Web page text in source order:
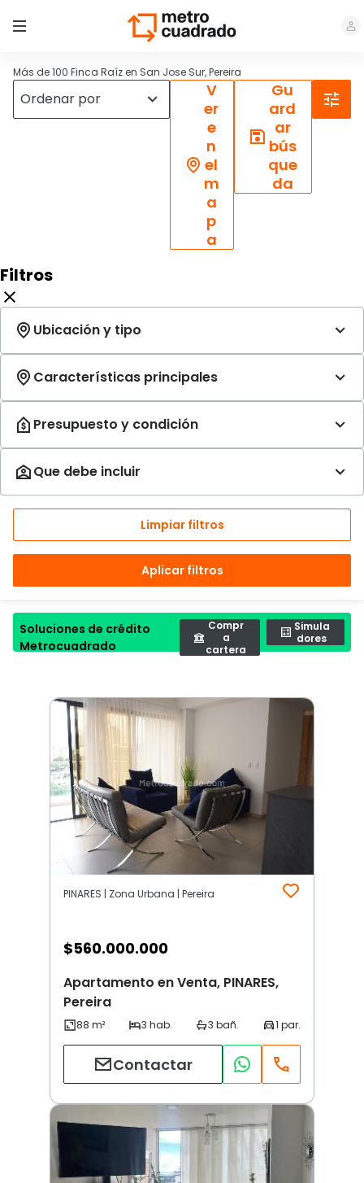
Más de 100 Finca Raíz en San Jose Sur, Pereira
V
er
e
n
el
m
a
p
a
Gu
ard
ar
bús
que
da
Filtros
Limpiar filtros
Aplicar filtros
Soluciones de crédito
Metrocuadrado
Compr
a
cartera
Simula
dores
PINARES | Zona Urbana | Pereira
$560.000.000
Apartamento en Venta, PINARES,
Pereira
Contactar